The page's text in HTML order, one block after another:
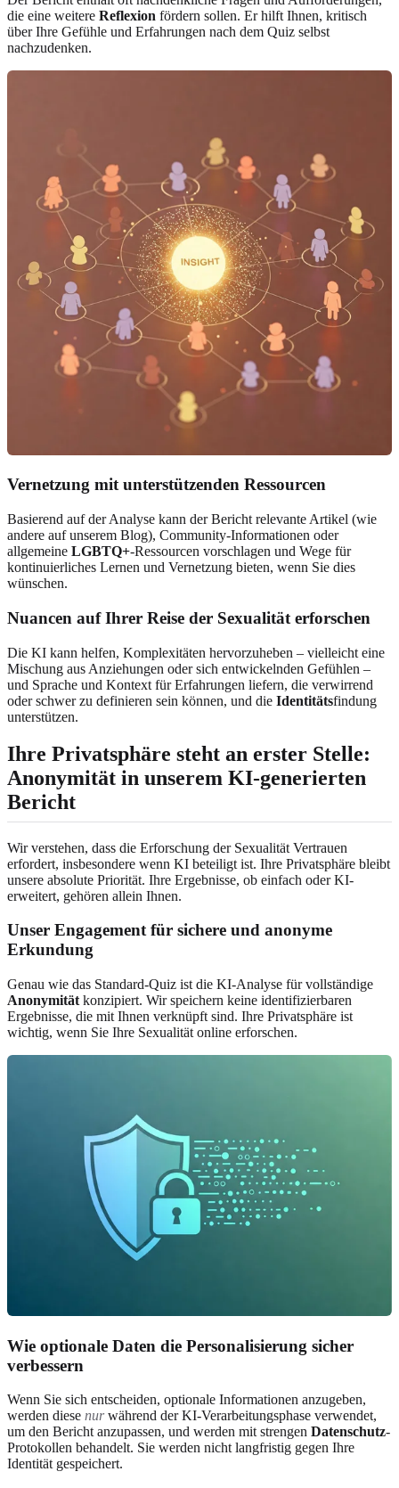
die eine weitere Reflexion fördern sollen. Er hilft Ihnen, kritisch
über Ihre Gefühle und Erfahrungen nach dem Quiz selbst
nachzudenken.
Vernetzung mit unterstützenden Ressourcen
Basierend auf der Analyse kann der Bericht relevante Artikel (wie
andere auf unserem Blog), Community-Informationen oder
allgemeine LGBTQ+-Ressourcen vorschlagen und Wege für
kontinuierliches Lernen und Vernetzung bieten, wenn Sie dies
wünschen.
Nuancen auf Ihrer Reise der Sexualität erforschen
Die KI kann helfen, Komplexitäten hervorzuheben – vielleicht eine
Mischung aus Anziehungen oder sich entwickelnden Gefühlen –
und Sprache und Kontext für Erfahrungen liefern, die verwirrend
oder schwer zu definieren sein können, und die Identitätsfindung
unterstützen.
Ihre Privatsphäre steht an erster Stelle:
Anonymität in unserem KI-generierten
Bericht
Wir verstehen, dass die Erforschung der Sexualität Vertrauen
erfordert, insbesondere wenn KI beteiligt ist. Ihre Privatsphäre bleibt
unsere absolute Priorität. Ihre Ergebnisse, ob einfach oder KI-
erweitert, gehören allein Ihnen.
Unser Engagement für sichere und anonyme
Erkundung
Genau wie das Standard-Quiz ist die KI-Analyse für vollständige
Anonymität konzipiert. Wir speichern keine identifizierbaren
Ergebnisse, die mit Ihnen verknüpft sind. Ihre Privatsphäre ist
wichtig, wenn Sie Ihre Sexualität online erforschen.
Wie optionale Daten die Personalisierung sicher
verbessern
Wenn Sie sich entscheiden, optionale Informationen anzugeben,
werden diese nurwährend der KI-Verarbeitungsphase verwendet,
um den Bericht anzupassen, und werden mit strengen Datenschutz-
Protokollen behandelt. Sie werden nicht langfristig gegen Ihre
Identität gespeichert.